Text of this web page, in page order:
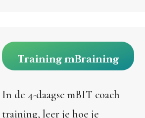
Training mBraining
In de 4-daagse mBIT coach
training, leer je hoe je